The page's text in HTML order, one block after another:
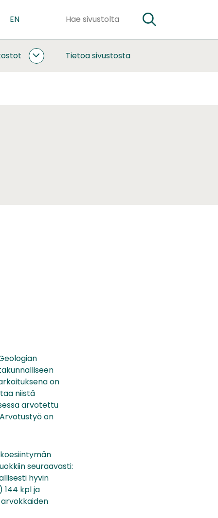
EN Hakusanat HAE
YHTEISTYÖTietoa sivustosta
on
niistä
arvotettu
on
seuraavasti:
hyvin
144 kpl ja